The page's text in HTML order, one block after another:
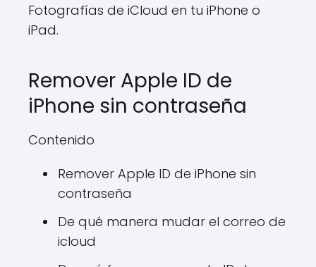
Fotografías de iCloud en tu iPhone o
iPad.
Remover Apple ID de
iPhone sin contraseña
Contenido
Remover Apple ID de iPhone sin
contraseña
De qué manera mudar el correo de
icloud